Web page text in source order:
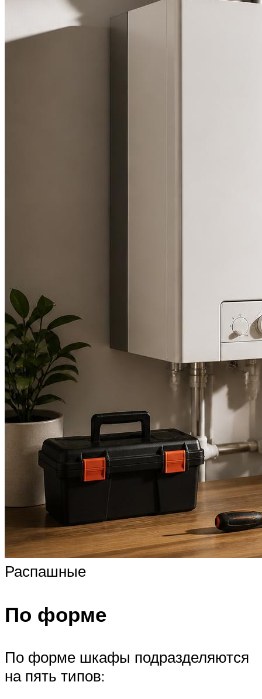
Распашные
По форме
По форме шкафы подразделяются
на пять типов: